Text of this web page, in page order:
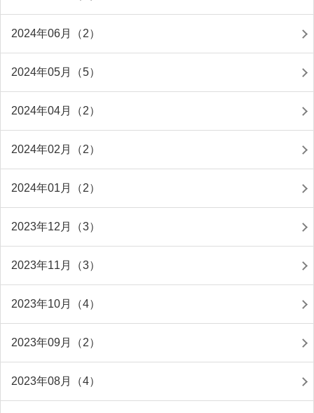
2024年06月（2）
2024年05月（5）
2024年04月（2）
2024年02月（2）
2024年01月（2）
2023年12月（3）
2023年11月（3）
2023年10月（4）
2023年09月（2）
2023年08月（4）